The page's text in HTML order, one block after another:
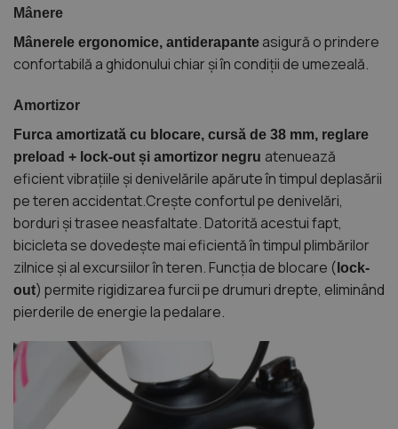
Mânere
Mânerele ergonomice, antiderapante asigură o prindere
confortabilă a ghidonului chiar și în condiții de umezeală.
Amortizor
Furca amortizată cu blocare, cursă de 38 mm, reglare
preload + lock-out și amortizor negru atenuează
eficient vibrațiile și denivelările apărute în timpul deplasării
pe teren accidentat.Crește confortul pe denivelări,
borduri și trasee neasfaltate. Datorită acestui fapt,
bicicleta se dovedește mai eficientă în timpul plimbărilor
zilnice și al excursiilor în teren. Funcția de blocare ( lock-
out) permite rigidizarea furcii pe drumuri drepte, eliminând
pierderile de energie la pedalare.